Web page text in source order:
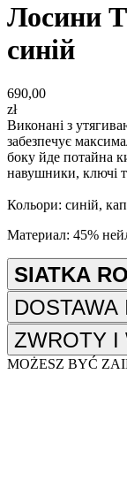
Лосини
синій
690,00
zł
Виконані з
забезпечує
боку йде потайна
навушники, ключі
Кольори: синій,
Материал: 45%
SIATKA
DOSTAWA
ZWROTY I
MOŻESZ BYĆ